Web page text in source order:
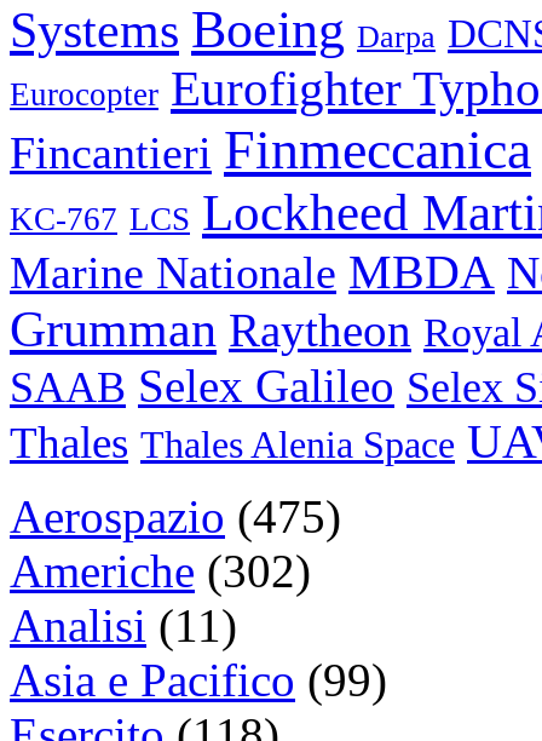
Systems Boeing Darpa
Eurocopter Eurofighter
Fincantieri Finmeccanica
KC-767 LCS Lockheed
Marine Nationale MBDA
Grumman Raytheon Royal
SAAB Selex Galileo Selex
Thales Thales Alenia Space
Aerospazio (475)
Americhe (302)
Analisi (11)
Asia e Pacifico (99)